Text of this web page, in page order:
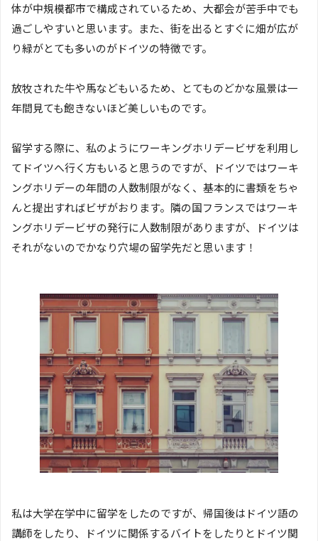
体が中規模都市で構成されているため、大都会が苦手中でも
過ごしやすいと思います。また、街を出るとすぐに畑が広が
り緑がとても多いのがドイツの特徴です。
放牧された牛や馬などもいるため、とてものどかな風景は一
年間見ても飽きないほど美しいものです。
留学する際に、私のようにワーキングホリデービザを利用し
てドイツへ行く方もいると思うのですが、ドイツではワーキ
ングホリデーの年間の人数制限がなく、基本的に書類をちゃ
んと提出すればビザがおります。隣の国フランスではワーキ
ングホリデービザの発行に人数制限がありますが、ドイツは
それがないのでかなり穴場の留学先だと思います！
私は大学在学中に留学をしたのですが、帰国後はドイツ語の
講師をしたり、ドイツに関係するバイトをしたりとドイツ関